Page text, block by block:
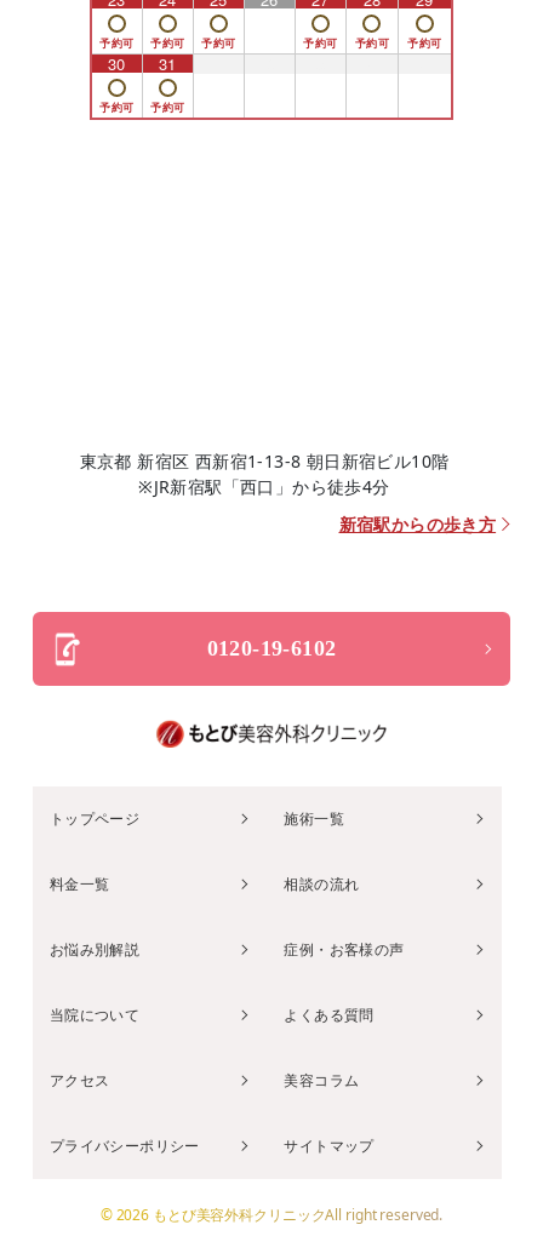
30 31
東京都 新宿区 西新宿1-13-8 朝日新宿ビル10階
※JR新宿駅「西口」から徒歩4分
新宿駅からの歩き方
0120-19-6102
トップページ 施術一覧
料金一覧 相談の流れ
お悩み別解説 症例・お客様の声
当院について よくある質問
アクセス 美容コラム
プライバシーポリシー サイトマップ
© 2026 もとび美容外科クリニックAll right reserved.